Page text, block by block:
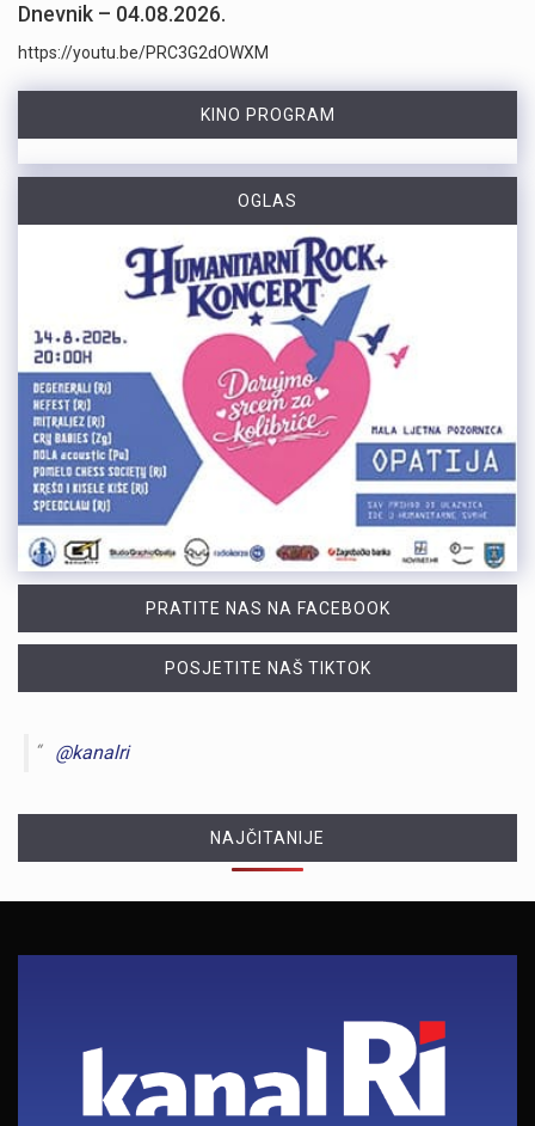
Dnevnik – 04.08.2026.
https://youtu.be/PRC3G2dOWXM
KINO PROGRAM
OGLAS
PRATITE NAS NA FACEBOOK
POSJETITE NAŠ TIKTOK
@kanalri
NAJČITANIJE